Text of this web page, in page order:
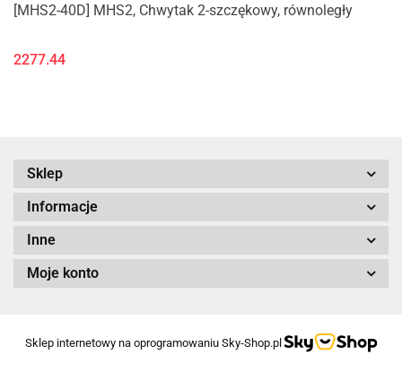
[MHS2-40D] MHS2, Chwytak 2-szczękowy, równoległy
2277.44
Sklep
Informacje
Inne
Moje konto
Sklep internetowy na oprogramowaniu Sky-Shop.pl